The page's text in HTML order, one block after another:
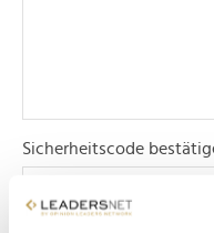
Sicherheitscode